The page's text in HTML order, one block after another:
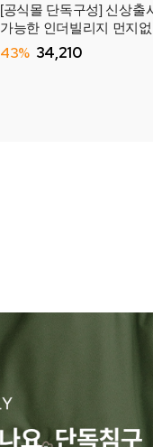
[공식몰 단독구성] 신상출
가능한 인더빌리지 먼지
이불 (SS/Q) -10컬러
43% 34,210